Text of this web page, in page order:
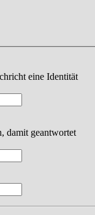
eine Identität
damit geantwortet